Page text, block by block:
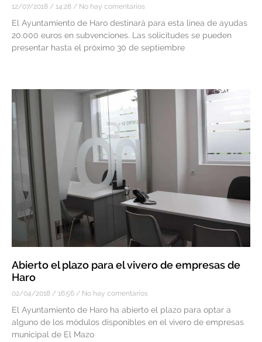
12/07/2018 14:28 No hay comentarios
El Ayuntamiento de Haro destinará para esta línea de ayudas
20.000 euros en subvenciones. Las solicitudes se pueden
presentar hasta el próximo 30 de septiembre
Abierto el plazo para el vivero de empresas de
Haro
02/04/2018 16:56 No hay comentarios
El Ayuntamiento de Haro ha abierto el plazo para optar a
alguno de los módulos disponibles en el vivero de empresas
municipal de El Mazo